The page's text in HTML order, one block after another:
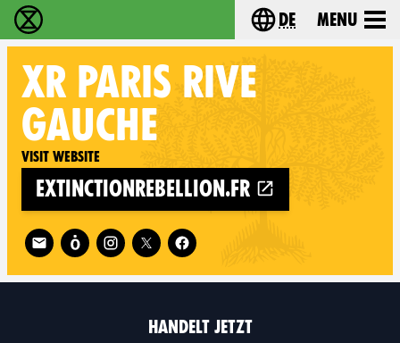
extinction rebellion - Home Choose your
de Menu
XR PARIS RIVE
GAUCHE
Visit website
extinctionrebellion.fr
Follow XR Paris Rive Gauche on
HANDELT JETZT